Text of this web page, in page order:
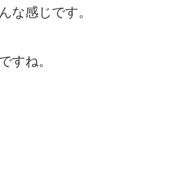
な感じです。
すね。